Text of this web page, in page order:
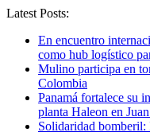
Latest Posts:
En encuentro
como hub logístico
Mulino participa en
Colombia
Panamá fortalece su
planta Haleon en
Solidaridad bomberil: